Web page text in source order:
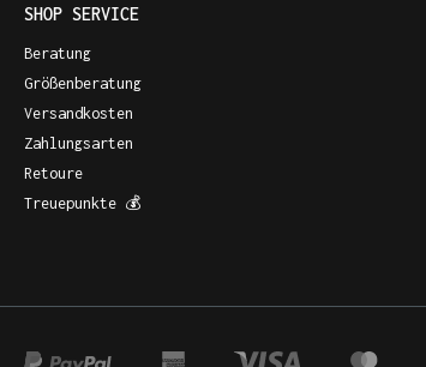
SHOP SERVICE
Beratung
Größenberatung
Versandkosten
Zahlungsarten
Retoure
Treuepunkte 💰